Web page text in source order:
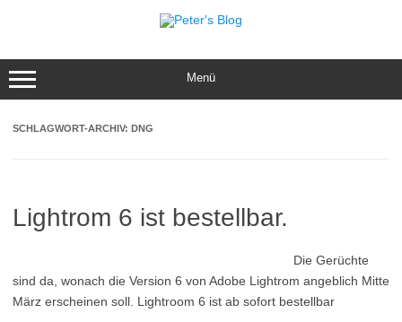
Menü
SCHLAGWORT-ARCHIV: DNG
Lightrom 6 ist bestellbar.
Die Gerüchte
sind da, wonach die Version 6 von Adobe Lightrom angeblich Mitte
März erscheinen soll. Lightroom 6 ist ab sofort bestellbar